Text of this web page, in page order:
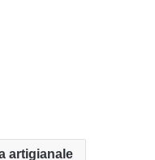
artigianale